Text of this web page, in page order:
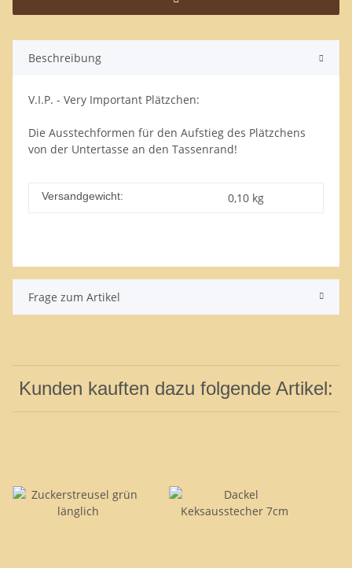
Beschreibung
V.I.P. - Very Important Plätzchen:
Die Ausstechformen für den Aufstieg des Plätzchens
von der Untertasse an den Tassenrand!
Versandgewicht: 0,10 kg
Frage zum Artikel
Kunden kauften dazu folgende Artikel: